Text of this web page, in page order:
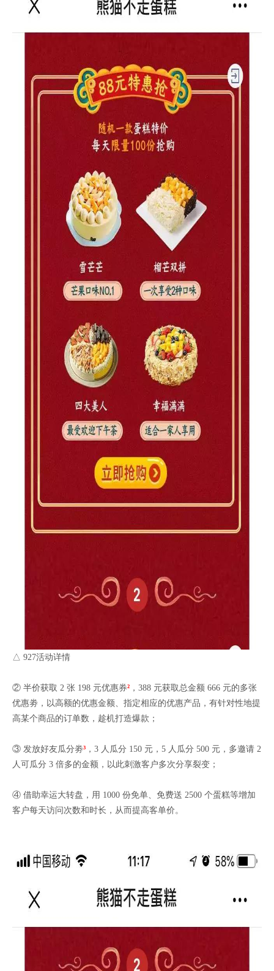
△ 927活动详情
② 半价获取 2 张 198 元优惠券² ，388 元获取总金额 666 元的多张
优惠劵，以高额的优惠金额、指定相应的优惠产品，有针对性地提
高某个商品的订单数，趁机打造爆款；
③ 发放好友瓜分劵³ ，3 人瓜分 150 元，5 人瓜分 500 元，多邀请 2
人可瓜分 3 倍多的金额，以此刺激客户多次分享裂变；
④ 借助幸运大转盘，用 1000 份免单、免费送 2500 个蛋糕等增加
客户每天访问次数和时长，从而提高客单价。